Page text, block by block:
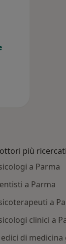
più ricercati
a Parma
a Parma
a
clinici a
di medicina